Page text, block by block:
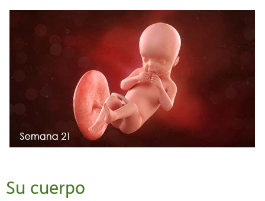
Su cuerpo